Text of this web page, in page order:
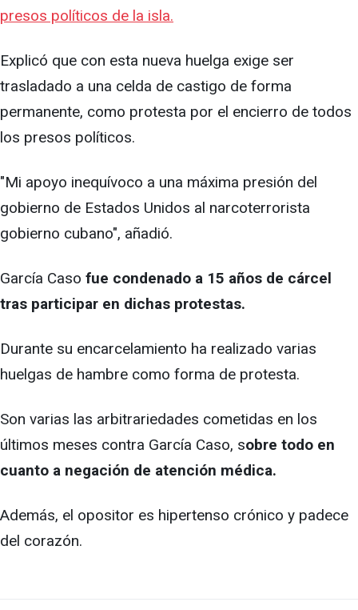
presos políticos de la isla.
Explicó que con esta nueva huelga exige ser
trasladado a una celda de castigo de forma
permanente, como protesta por el encierro de todos
los presos políticos.
"Mi apoyo inequívoco a una máxima presión del
gobierno de Estados Unidos al narcoterrorista
gobierno cubano", añadió.
García Caso fue condenado a 15 años de cárcel
tras participar en dichas protestas.
Durante su encarcelamiento ha realizado varias
huelgas de hambre como forma de protesta.
Son varias las arbitrariedades cometidas en los
últimos meses contra García Caso, sobre todo en
cuanto a negación de atención médica.
Además, el opositor es hipertenso crónico y padece
del corazón.